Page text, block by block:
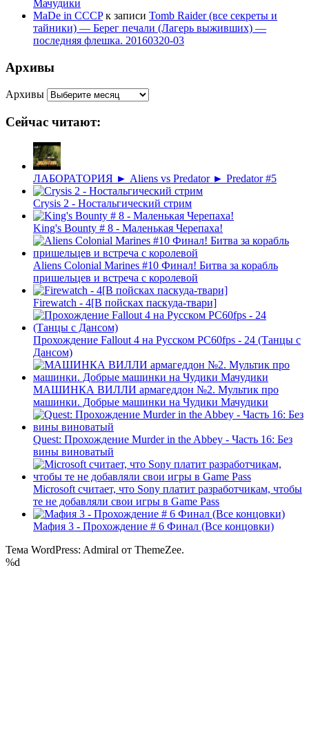
Мачудики
MaDe in CCCPк записи Tomb Raider (все секреты и
тайники) — Берег печали (Лагерь выживших) —
последняя флешка. 20160320-03
Архивы
Архивы
Сейчас читают:
ЛАБОРАТОРИЯ ► Aliens vs Predator ► Predator #5
Crysis 2 - Ностальгический стрим
King's Bounty # 8 - Маленькая Черепаха!
Aliens Colonial Marines #10 Финал! Битва за корабль
пришельцев и встреча с королевой
Firewatch - 4[В пойсках паскуда-твари]
Прохождение Fallout 4 на Русском PС60fps - 24 (Танцы с
Дансом)
МАШИНКА ВИЛЛИ армагеддон №2. Мультик про
машинки. Добрые машинки на Чудики Мачудики
Quest: Прохождение Murder in the Abbey - Часть 16: Без
вины виноватый
Microsoft считает, что Sony платит разработчикам, чтобы
те не добавляли свои игры в Game Pass
Мафия 3 - Прохождение # 6 Финал (Все концовки)
Тема WordPress: Admiral от ThemeZee.
%d